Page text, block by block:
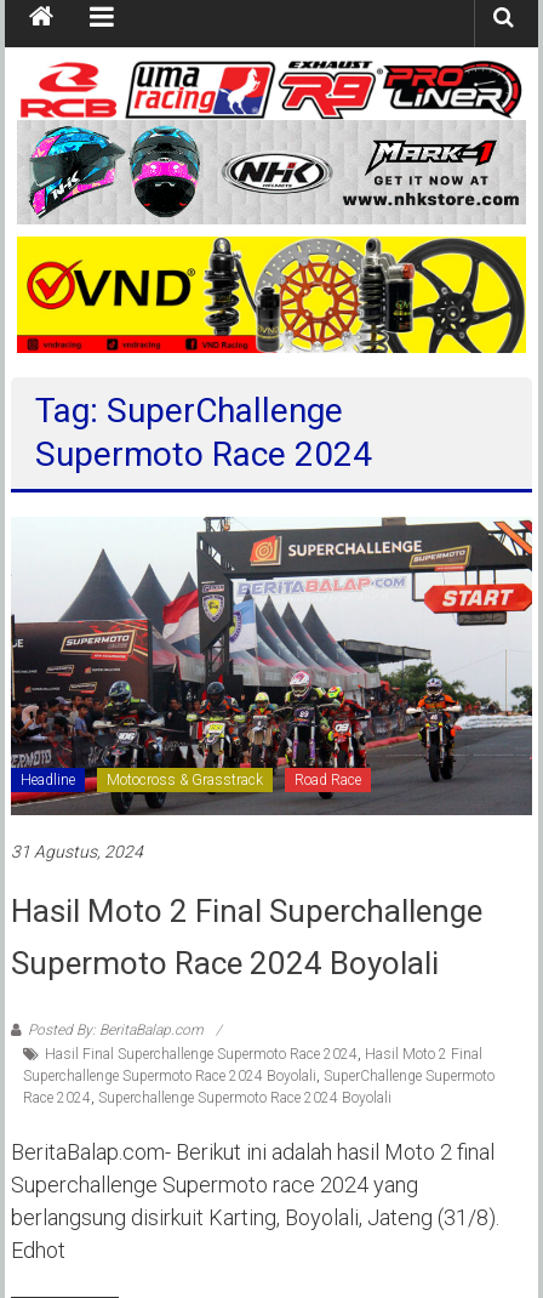
Tag: SuperChallenge
Supermoto Race 2024
Headline Motocross & Grasstrack Road Race
31 Agustus, 2024
Hasil Moto 2 Final Superchallenge
Supermoto Race 2024 Boyolali
Posted By: BeritaBalap.com
Hasil Final Superchallenge Supermoto Race 2024, Hasil Moto 2 Final
Superchallenge Supermoto Race 2024 Boyolali, SuperChallenge Supermoto
Race 2024, Superchallenge Supermoto Race 2024 Boyolali
BeritaBalap.com- Berikut ini adalah hasil Moto 2 final
Superchallenge Supermoto race 2024 yang
berlangsung disirkuit Karting, Boyolali, Jateng (31/8).
Edhot